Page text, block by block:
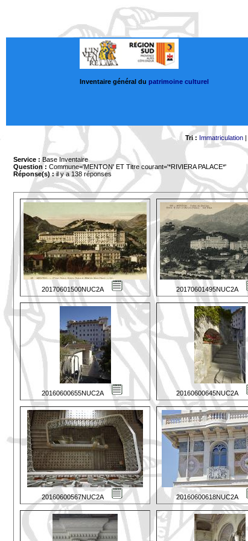
Inventaire général du patrimoine culturel
Tri : Immatriculation|
Service : Base Inventaire
Question : Commune='MENTON' ET Titre courant='*RIVIERA PALACE*'
Réponse(s) :il y a 138 réponses
20170601500NUC2A 20170601495NUC2A
20160600655NUC2A 20160600645NUC2A
20160600567NUC2A 20160600618NUC2A